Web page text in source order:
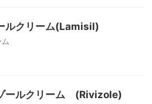
ルクリーム(Lamisil)
ールクリーム (Rivizole)